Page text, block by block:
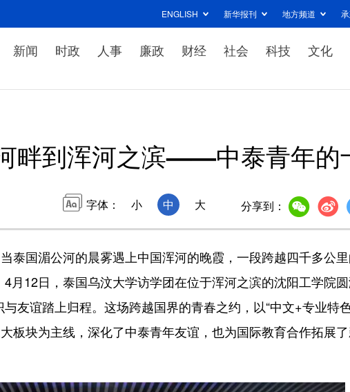
ENGLISH 新华报刊 地方频道
新闻 时政 人事 廉政 财经 社会 科技 文化
畔到浑河之滨——中泰青年的
字体： 小 中 大 分享到：
国湄公河的晨雾遇上中国浑河的晚霞，一段跨越四千多公
月12日，泰国乌汶大学访学团在位于浑河之滨的沈阳工学院
友谊踏上归程。这场跨越国界的青春之约，以“中文+专业特
大板块为主线，深化了中泰青年友谊，也为国际教育合作拓展